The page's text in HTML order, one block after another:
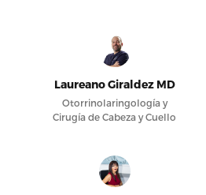
Laureano Giraldez MD
Otorrinolaringología y
Cirugía de Cabeza y Cuello